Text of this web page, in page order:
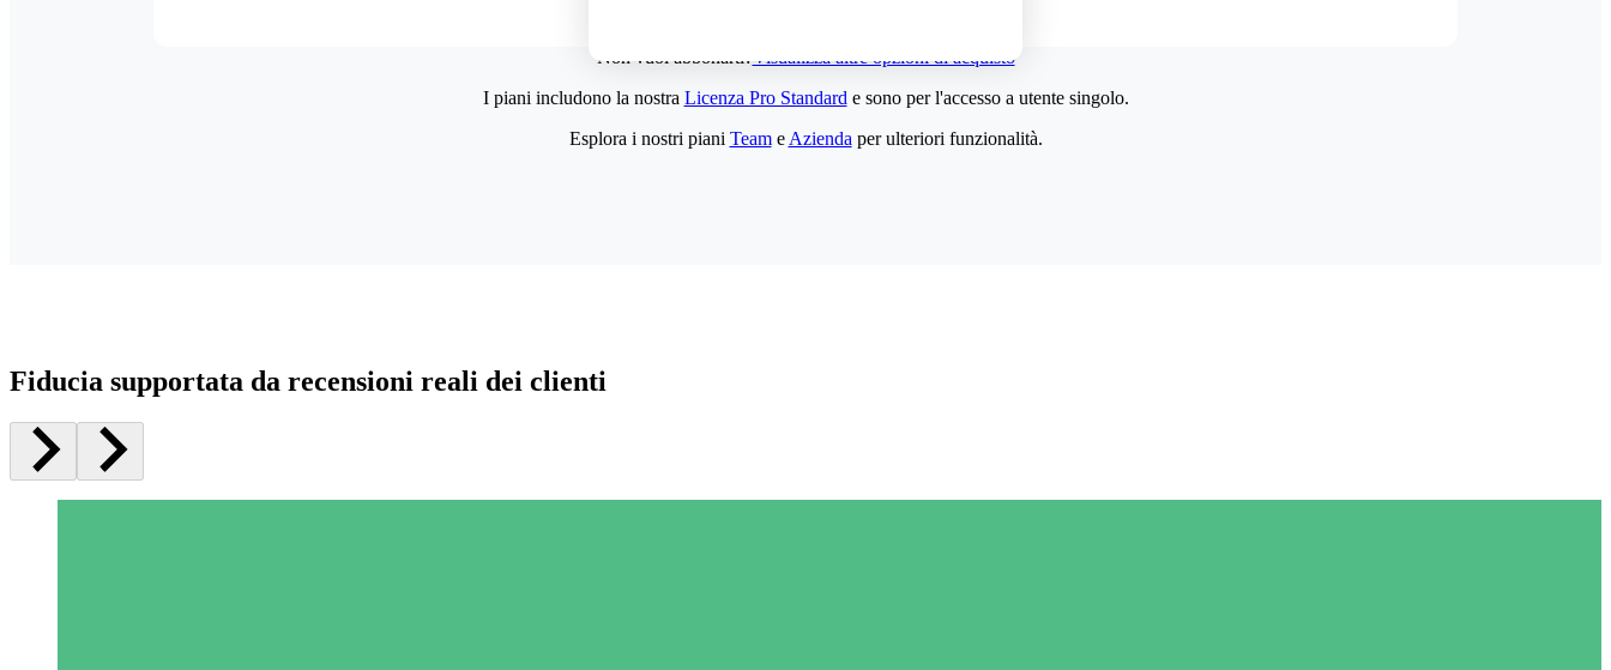
Non vuoi abbonarti?Visualizza altre opzioni di acquisto
I piani includono la nostra Licenza Pro Standard e sono per l'accesso a utente singolo.
Esplora i nostri piani Teame Azienda per ulteriori funzionalità.
Fiducia supportata da recensioni reali dei clienti